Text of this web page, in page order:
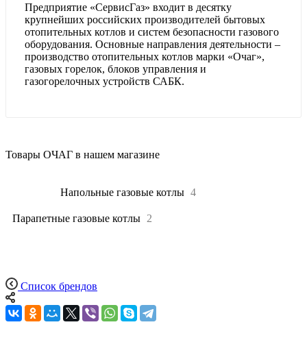
Предприятие «СервисГаз» входит в десятку
крупнейших российских производителей бытовых
отопительных котлов и систем безопасности газового
оборудования. Основные направления деятельности –
производство отопительных котлов марки «Очаг»,
газовых горелок, блоков управления и
газогорелочных устройств САБК.
Товары ОЧАГ в нашем магазине
Напольные газовые котлы 4
Парапетные газовые котлы 2
Список брендов